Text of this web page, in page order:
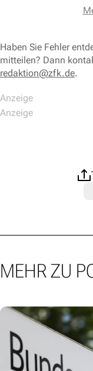
Haben Sie Fehler
mitteilen? Dann
redaktion@zfk.de.
MEHR ZU